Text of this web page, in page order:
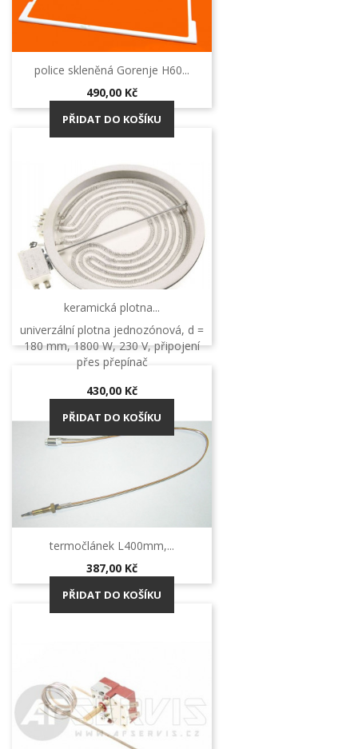
police skleněná Gorenje H60...
Cena
490,00 Kč
PŘIDAT DO KOŠÍKU
keramická plotna...
univerzální plotna jednozónová, d =
180 mm, 1800 W, 230 V, připojení
přes přepínač
Cena
430,00 Kč
PŘIDAT DO KOŠÍKU
termočlánek L400mm,...
Cena
387,00 Kč
PŘIDAT DO KOŠÍKU